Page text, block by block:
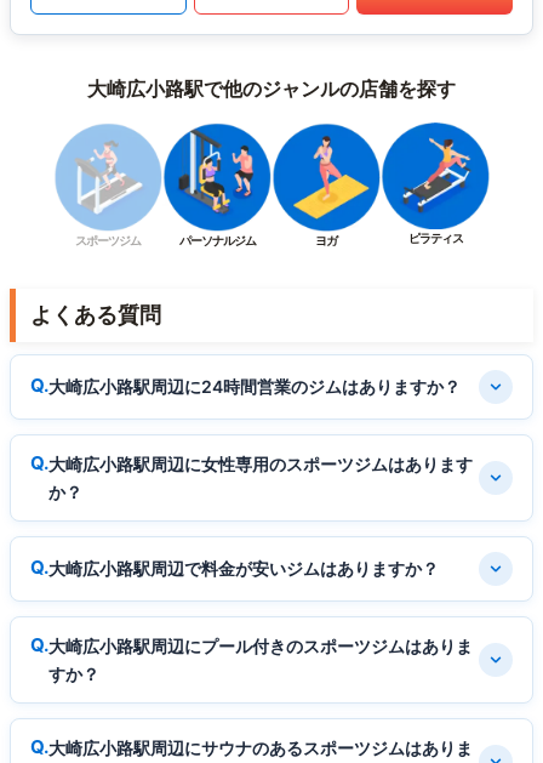
大崎広小路駅で他のジャンルの店舗を探す
スポーツジム パーソナルジム ヨガ ピラティス
よくある質問
大崎広小路駅周辺に24時間営業のジムはありますか？
大崎広小路駅周辺に女性専用のスポーツジムはあります
か？
大崎広小路駅周辺で料金が安いジムはありますか？
大崎広小路駅周辺にプール付きのスポーツジムはありま
すか？
大崎広小路駅周辺にサウナのあるスポーツジムはありま